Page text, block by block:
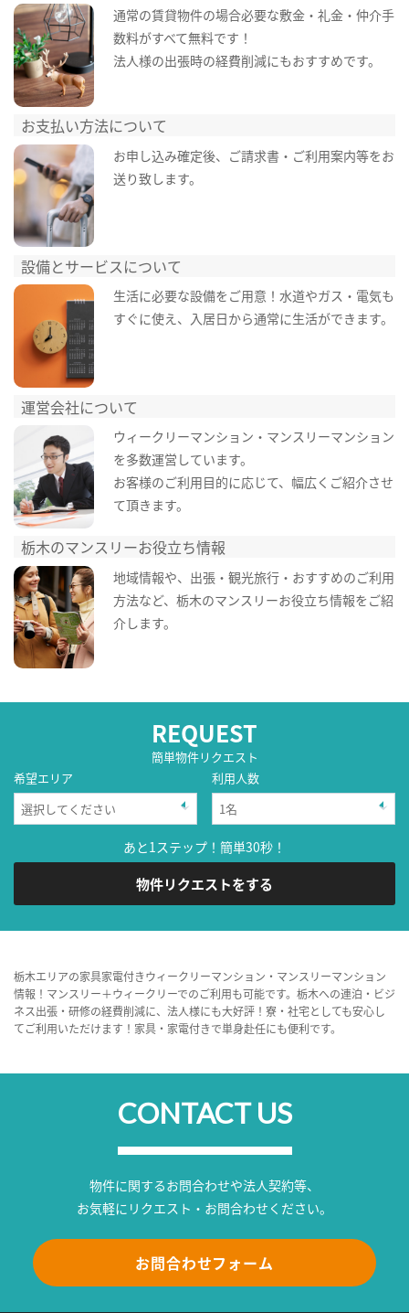
通常の賃貸物件の場合必要な敷金・礼金・仲介手
数料がすべて無料です！
法人様の出張時の経費削減にもおすすめです。
お支払い方法について
お申し込み確定後、ご請求書・ご利用案内等をお
送り致します。
設備とサービスについて
生活に必要な設備をご用意！水道やガス・電気も
すぐに使え、入居日から通常に生活ができます。
運営会社について
ウィークリーマンション・マンスリーマンション
を多数運営しています。
お客様のご利用目的に応じて、幅広くご紹介させ
て頂きます。
栃木のマンスリーお役立ち情報
地域情報や、出張・観光旅行・おすすめのご利用
方法など、栃木のマンスリーお役立ち情報をご紹
介します。
REQUEST
簡単物件リクエスト
希望エリア
利用人数
あと1ステップ！簡単30秒！
物件リクエストをする
栃木エリアの家具家電付きウィークリーマンション・マンスリーマンション
情報！マンスリー＋ウィークリーでのご利用も可能です。栃木への連泊・ビジ
ネス出張・研修の経費削減に、法人様にも大好評！寮・社宅としても安心し
てご利用いただけます！家具・家電付きで単身赴任にも便利です。
CONTACT US
物件に関するお問合わせや法人契約等、
お気軽にリクエスト・お問合わせください。
お問合わせフォーム